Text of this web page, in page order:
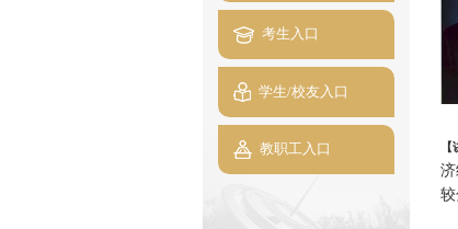
考生入口
学生/校友入口
教职工入口
较